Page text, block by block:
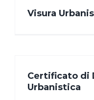
Visura
Certificato di
Urbanistica